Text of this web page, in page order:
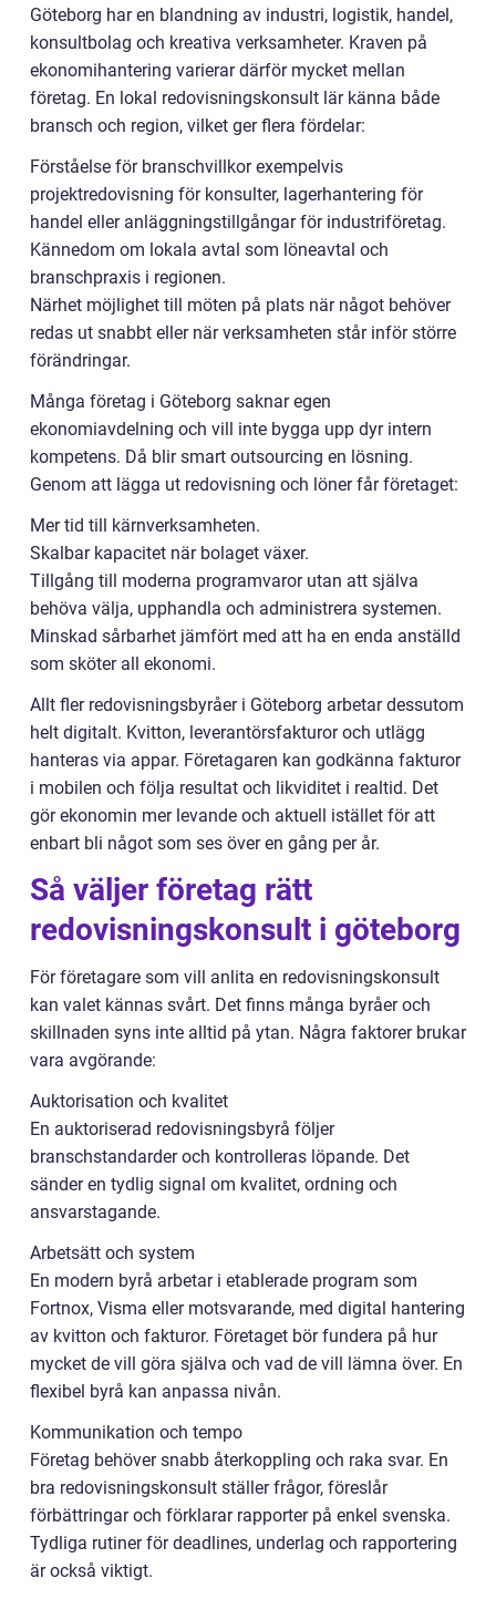
Göteborg har en blandning av industri, logistik, handel,
konsultbolag och kreativa verksamheter. Kraven på
ekonomihantering varierar därför mycket mellan
företag. En lokal redovisningskonsult lär känna både
bransch och region, vilket ger flera fördelar:
Förståelse för branschvillkor exempelvis
projektredovisning för konsulter, lagerhantering för
handel eller anläggningstillgångar för industriföretag.
Kännedom om lokala avtal som löneavtal och
branschpraxis i regionen.
Närhet möjlighet till möten på plats när något behöver
redas ut snabbt eller när verksamheten står inför större
förändringar.
Många företag i Göteborg saknar egen
ekonomiavdelning och vill inte bygga upp dyr intern
kompetens. Då blir smart outsourcing en lösning.
Genom att lägga ut redovisning och löner får företaget:
Mer tid till kärnverksamheten.
Skalbar kapacitet när bolaget växer.
Tillgång till moderna programvaror utan att själva
behöva välja, upphandla och administrera systemen.
Minskad sårbarhet jämfört med att ha en enda anställd
som sköter all ekonomi.
Allt fler redovisningsbyråer i Göteborg arbetar dessutom
helt digitalt. Kvitton, leverantörsfakturor och utlägg
hanteras via appar. Företagaren kan godkänna fakturor
i mobilen och följa resultat och likviditet i realtid. Det
gör ekonomin mer levande och aktuell istället för att
enbart bli något som ses över en gång per år.
Så väljer företag rätt
redovisningskonsult i göteborg
För företagare som vill anlita en redovisningskonsult
kan valet kännas svårt. Det finns många byråer och
skillnaden syns inte alltid på ytan. Några faktorer brukar
vara avgörande:
Auktorisation och kvalitet
En auktoriserad redovisningsbyrå följer
branschstandarder och kontrolleras löpande. Det
sänder en tydlig signal om kvalitet, ordning och
ansvarstagande.
Arbetsätt och system
En modern byrå arbetar i etablerade program som
Fortnox, Visma eller motsvarande, med digital hantering
av kvitton och fakturor. Företaget bör fundera på hur
mycket de vill göra själva och vad de vill lämna över. En
flexibel byrå kan anpassa nivån.
Kommunikation och tempo
Företag behöver snabb återkoppling och raka svar. En
bra redovisningskonsult ställer frågor, föreslår
förbättringar och förklarar rapporter på enkel svenska.
Tydliga rutiner för deadlines, underlag och rapportering
är också viktigt.